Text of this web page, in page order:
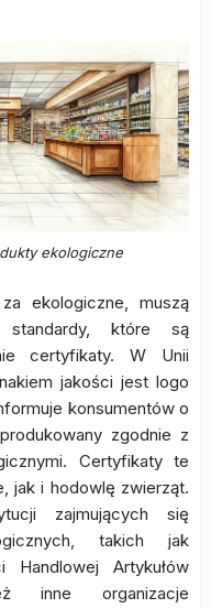
ekologiczne
ekologiczne, muszą
które są
certyfikaty. W Unii
jakości jest logo
konsumentów o
zgodnie z
Certyfikaty te
jak i hodowlę zwierząt.
zajmujących się
takich jak
Handlowej Artykułów
inne organizacje